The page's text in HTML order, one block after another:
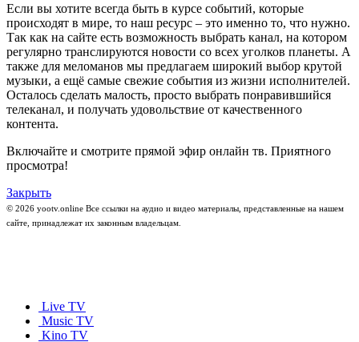
Если вы хотите всегда быть в курсе событий, которые
происходят в мире, то наш ресурс – это именно то, что нужно.
Так как на сайте есть возможность выбрать канал, на котором
регулярно транслируются новости со всех уголков планеты. А
также для меломанов мы предлагаем широкий выбор крутой
музыки, а ещё самые свежие события из жизни исполнителей.
Осталось сделать малость, просто выбрать понравившийся
телеканал, и получать удовольствие от качественного
контента.
Включайте и смотрите прямой эфир онлайн тв. Приятного
просмотра!
Закрыть
© 2026 yootv.online Все ссылки на аудио и видео материалы, представленные на нашем
сайте, принадлежат их законным владельцам.
Live TV
Music TV
Kino TV